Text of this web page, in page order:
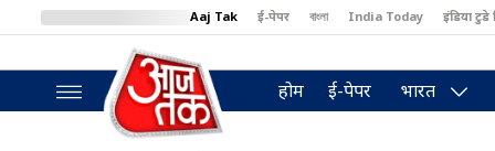
Aaj Tak ई-पेपर বাংলা India Today इंडिया टुडे
BT Bazaar
होम ई-पेपर भारत